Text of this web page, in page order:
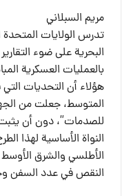
مريم السبلاني
تدرس الولايات المتحدة
البحرية على ضوء
بالعمليات العسكرية
هؤلاء أن التحديات
المتوسط، جعلت من
للصدمات”، دون أن
النواة الأساسية لهذا
الأطلسي والشرق الأوسط
النقص في عدد السفن